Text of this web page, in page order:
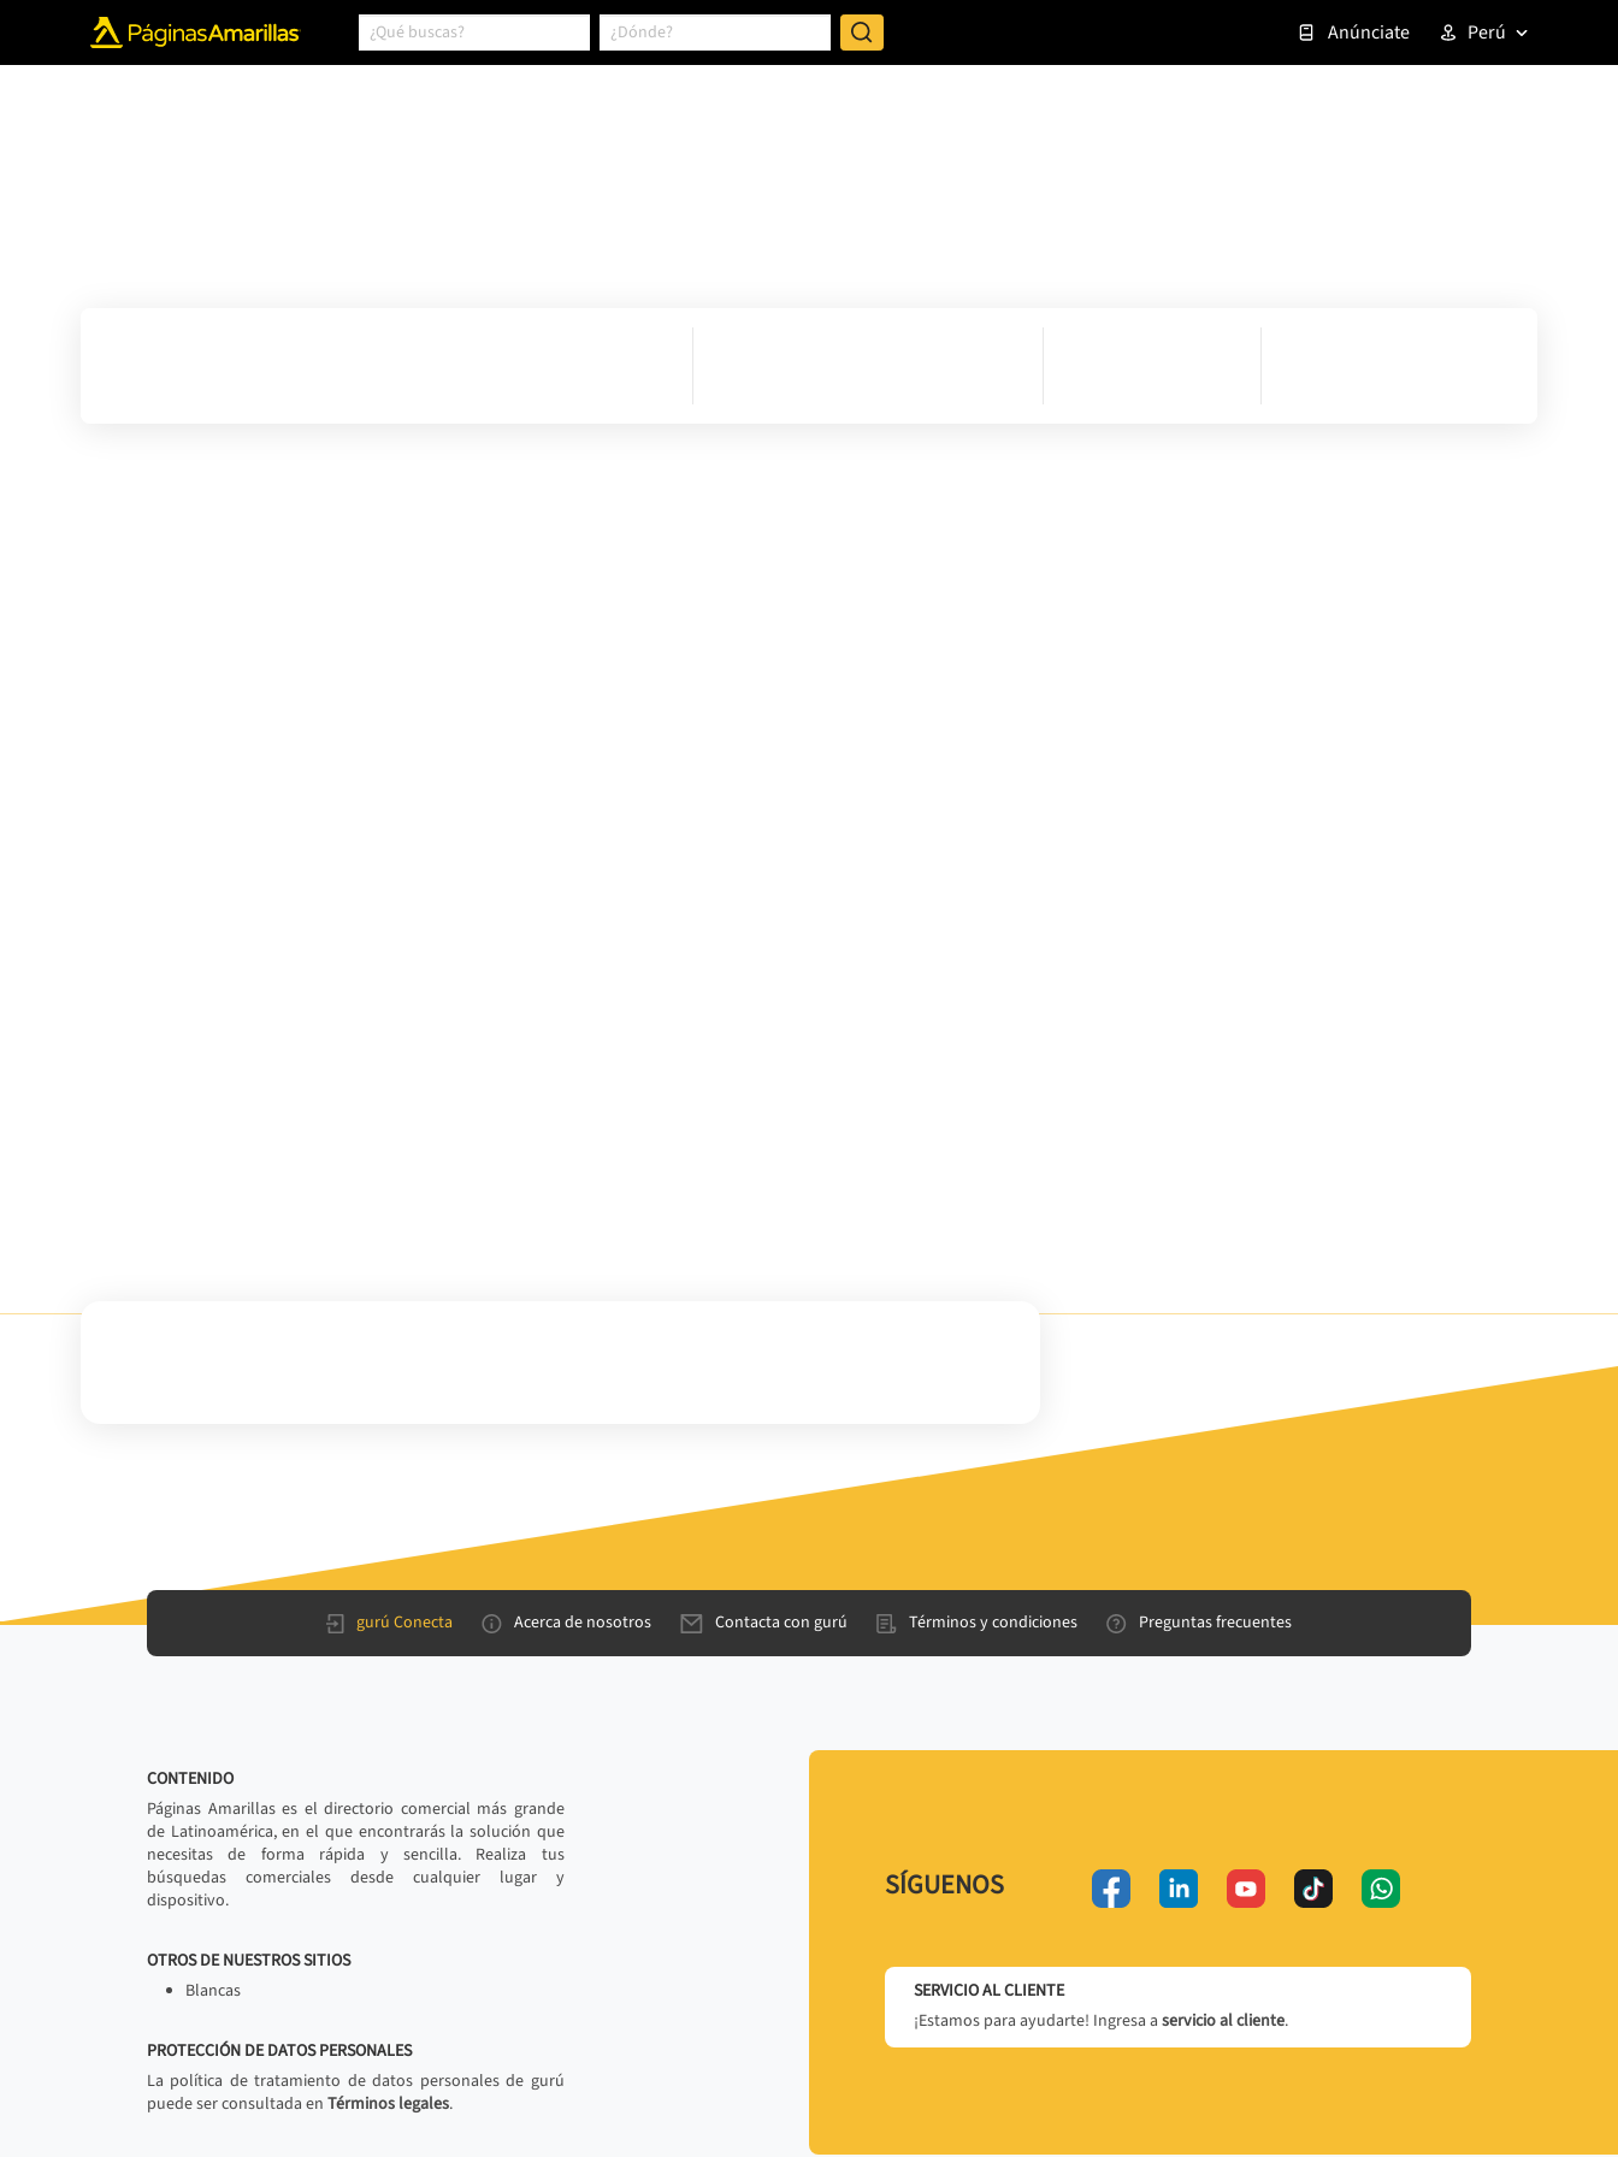
Anúnciate Perú
gurú Conecta Acerca de nosotros Contacta con gurú Términos y condiciones Preguntas frecuentes
CONTENIDO
Páginas Amarillas es el directorio comercial más grande
de Latinoamérica, en el que encontrarás la solución que
necesitas de forma rápida y sencilla. Realiza tus
búsquedas comerciales desde cualquier lugar y
dispositivo.
OTROS DE NUESTROS SITIOS
Blancas
PROTECCIÓN DE DATOS PERSONALES
La política de tratamiento de datos personales de gurú
puede ser consultada en Términos legales.
SÍGUENOS
SERVICIO AL CLIENTE
¡Estamos para ayudarte! Ingresa a servicio al cliente.